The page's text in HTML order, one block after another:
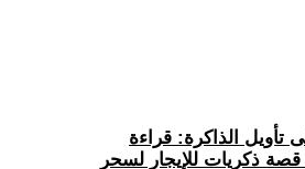
تأويل الذاكرة: قراءة
ذكريات للإيجار لسحر